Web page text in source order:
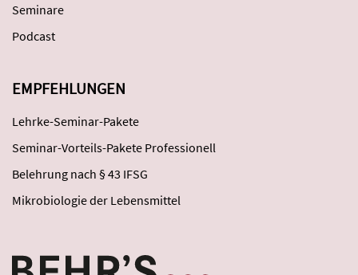
Seminare
Podcast
EMPFEHLUNGEN
Lehrke-Seminar-Pakete
Seminar-Vorteils-Pakete Professionell
Belehrung nach § 43 IFSG
Mikrobiologie der Lebensmittel